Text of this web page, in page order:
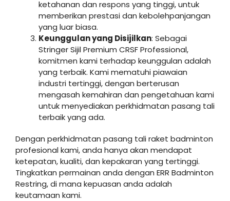
ketahanan dan respons yang tinggi, untuk
memberikan prestasi dan kebolehpanjangan
yang luar biasa.
Keunggulan yang Disijilkan: Sebagai
Stringer Sijil Premium CRSF Professional,
komitmen kami terhadap keunggulan adalah
yang terbaik. Kami mematuhi piawaian
industri tertinggi, dengan berterusan
mengasah kemahiran dan pengetahuan kami
untuk menyediakan perkhidmatan pasang tali
terbaik yang ada.
Dengan perkhidmatan pasang tali raket badminton
profesional kami, anda hanya akan mendapat
ketepatan, kualiti, dan kepakaran yang tertinggi.
Tingkatkan permainan anda dengan ERR Badminton
Restring, di mana kepuasan anda adalah
keutamaan kami.